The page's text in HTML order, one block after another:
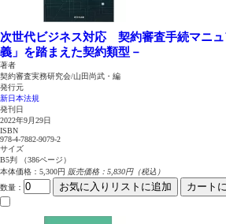
次世代ビジネス対応 契約審査手続マニ
義」を踏まえた契約類型－
著者
契約審査実務研究会/山田尚武・編
発行元
新日本法規
発刊日
2022年9月29日
ISBN
978-4-7882-9079-2
サイズ
B5判 （386ページ）
本体価格：5,300円 販売価格：5,830円（税込）
数量 ： お気に入りリストに追加 カート